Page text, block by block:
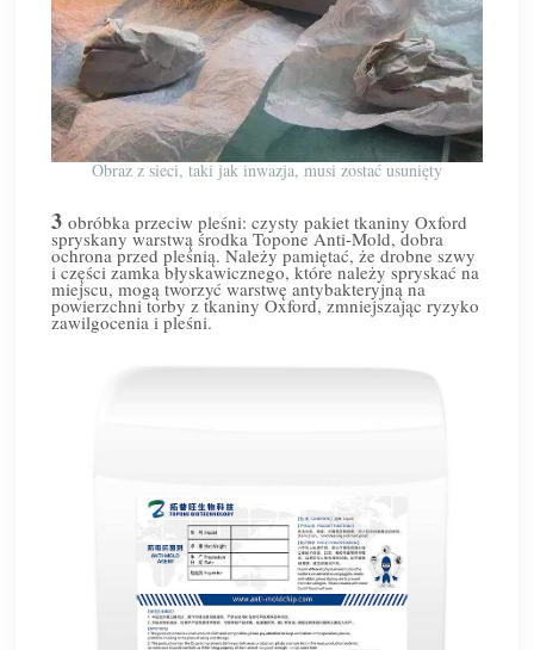
Obraz z sieci, taki jak inwazja, musi zostać usunięty
3obróbka przeciw pleśni: czysty pakiet tkaniny Oxford
spryskany warstwą środka Topone Anti-Mold, dobra
ochrona przed pleśnią. Należy pamiętać, że drobne szwy
i części zamka błyskawicznego, które należy spryskać na
miejscu, mogą tworzyć warstwę antybakteryjną na
powierzchni torby z tkaniny Oxford, zmniejszając ryzyko
zawilgocenia i pleśni.